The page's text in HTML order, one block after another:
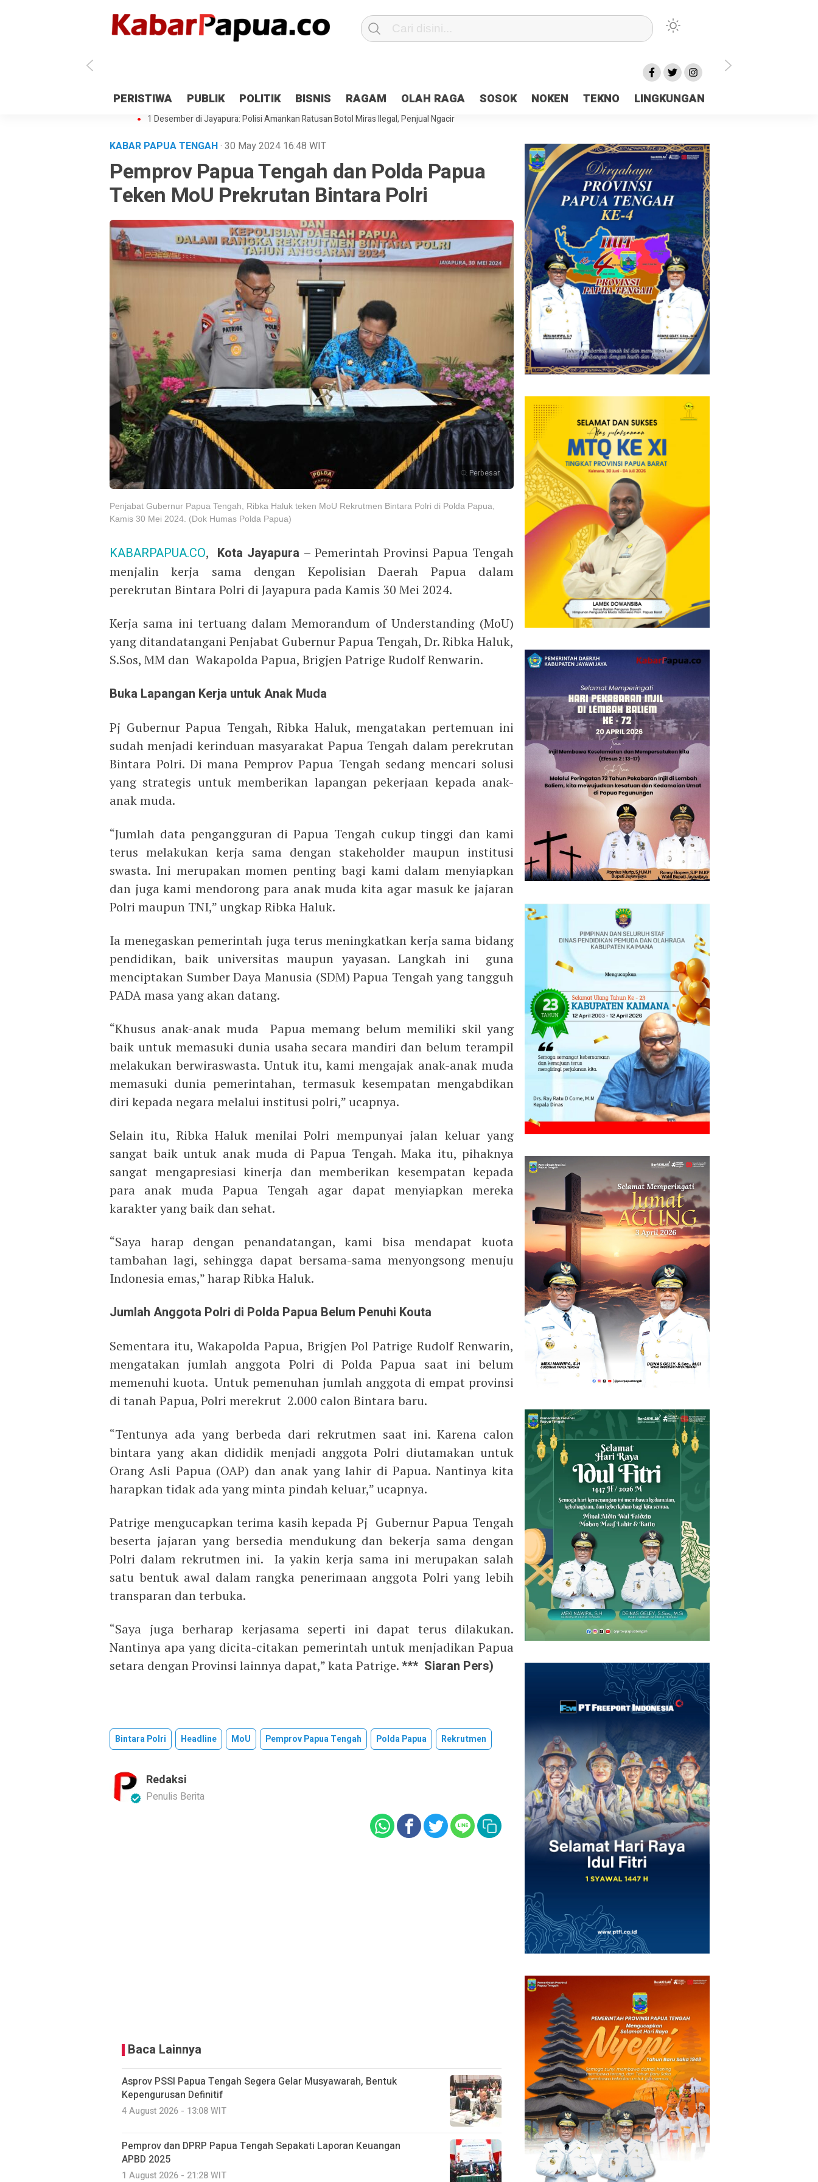
PERISTIWA PUBLIK POLITIK BISNIS RAGAM OLAH RAGA SOSOK NOKEN TEKNO LINGKUNGAN
Antisipasi 1 Desember, TNI Polri Patroli 2×24 jam di Kota Jayapura
Pesan Sejuk Polri di Deklarasi Pemilu Ceria Tanah Papua
Gedung Perpustakaan SMPN 5 Sentani Terbakar
Hibah Pilkada Jayapura Cair 10 Persen, Deposit Kas Daerah Rp23 Miliar Disorot
1 Desember di Jayapura: Polisi Amankan Ratusan Botol Miras Ilegal, Penjual Ngacir
KABAR PAPUA TENGAH· 30 May 2024 16:48 WIT
Pemprov Papua Tengah dan Polda Papua
Teken MoU Prekrutan Bintara Polri
Perbesar
Penjabat Gubernur Papua Tengah, Ribka Haluk teken MoU Rekrutmen Bintara Polri di Polda Papua,
Kamis 30 Mei 2024. (Dok Humas Polda Papua)
KABARPAPUA.CO, Kota Jayapura – Pemerintah Provinsi Papua Tengah
menjalin kerja sama dengan Kepolisian Daerah Papua dalam
perekrutan Bintara Polri di Jayapura pada Kamis 30 Mei 2024.
Kerja sama ini tertuang dalam Memorandum of Understanding (MoU)
yang ditandatangani Penjabat Gubernur Papua Tengah, Dr. Ribka Haluk,
S.Sos, MM dan Wakapolda Papua, Brigjen Patrige Rudolf Renwarin.
Buka Lapangan Kerja untuk Anak Muda
Pj Gubernur Papua Tengah, Ribka Haluk, mengatakan pertemuan ini
sudah menjadi kerinduan masyarakat Papua Tengah dalam perekrutan
Bintara Polri. Di mana Pemprov Papua Tengah sedang mencari solusi
yang strategis untuk memberikan lapangan pekerjaan kepada anak-
anak muda.
“Jumlah data pengangguran di Papua Tengah cukup tinggi dan kami
terus melakukan kerja sama dengan stakeholder maupun institusi
swasta. Ini merupakan momen penting bagi kami dalam menyiapkan
dan juga kami mendorong para anak muda kita agar masuk ke jajaran
Polri maupun TNI,” ungkap Ribka Haluk.
Ia menegaskan pemerintah juga terus meningkatkan kerja sama bidang
pendidikan, baik universitas maupun yayasan. Langkah ini guna
menciptakan Sumber Daya Manusia (SDM) Papua Tengah yang tangguh
PADA masa yang akan datang.
“Khusus anak-anak muda Papua memang belum memiliki skil yang
baik untuk memasuki dunia usaha secara mandiri dan belum terampil
melakukan berwiraswasta. Untuk itu, kami mengajak anak-anak muda
memasuki dunia pemerintahan, termasuk kesempatan mengabdikan
diri kepada negara melalui institusi polri,” ucapnya.
Selain itu, Ribka Haluk menilai Polri mempunyai jalan keluar yang
sangat baik untuk anak muda di Papua Tengah. Maka itu, pihaknya
sangat mengapresiasi kinerja dan memberikan kesempatan kepada
para anak muda Papua Tengah agar dapat menyiapkan mereka
karakter yang baik dan sehat.
“Saya harap dengan penandatangan, kami bisa mendapat kuota
tambahan lagi, sehingga dapat bersama-sama menyongsong menuju
Indonesia emas,” harap Ribka Haluk.
Jumlah Anggota Polri di Polda Papua Belum Penuhi Kouta
Sementara itu, Wakapolda Papua, Brigjen Pol Patrige Rudolf Renwarin,
mengatakan jumlah anggota Polri di Polda Papua saat ini belum
memenuhi kuota. Untuk pemenuhan jumlah anggota di empat provinsi
di tanah Papua, Polri merekrut 2.000 calon Bintara baru.
“Tentunya ada yang berbeda dari rekrutmen saat ini. Karena calon
bintara yang akan dididik menjadi anggota Polri diutamakan untuk
Orang Asli Papua (OAP) dan anak yang lahir di Papua. Nantinya kita
harapkan tidak ada yang minta pindah keluar,” ucapnya.
Patrige mengucapkan terima kasih kepada Pj Gubernur Papua Tengah
beserta jajaran yang bersedia mendukung dan bekerja sama dengan
Polri dalam rekrutmen ini. Ia yakin kerja sama ini merupakan salah
satu bentuk awal dalam rangka penerimaan anggota Polri yang lebih
transparan dan terbuka.
“Saya juga berharap kerjasama seperti ini dapat terus dilakukan.
Nantinya apa yang dicita-citakan pemerintah untuk menjadikan Papua
setara dengan Provinsi lainnya dapat,” kata Patrige.*** Siaran Pers)
Bintara Polri Headline MoU Pemprov Papua Tengah Polda Papua Rekrutmen
Redaksi
Penulis Berita
Baca Lainnya
Asprov PSSI Papua Tengah Segera Gelar Musyawarah, Bentuk
Kepengurusan Definitif
4 August 2026 - 13:08 WIT
Pemprov dan DPRP Papua Tengah Sepakati Laporan Keuangan
APBD 2025
1 August 2026 - 21:28 WIT